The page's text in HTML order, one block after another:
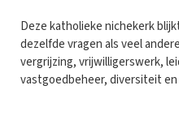
Deze katholieke nichekerk
dezelfde vragen als veel
vergrijzing, vrijwilligerswerk,
vastgoedbeheer, diversiteit